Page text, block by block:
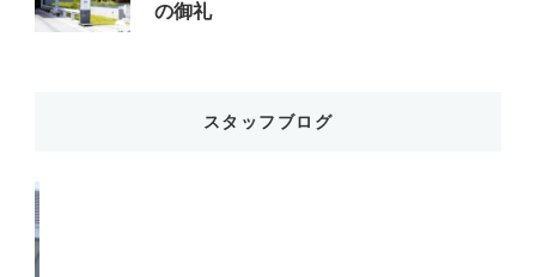
の御礼
スタッフブログ